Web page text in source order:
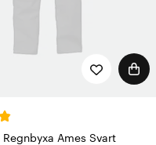
Regnbyxa Ames Svart